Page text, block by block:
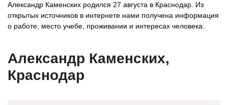
Александр Каменских родился 27 августа в Краснодар. Из
открытых источников в интернете нами получена информация
о работе, место учебе, проживании и интересах человека.
Александр Каменских,
Краснодар